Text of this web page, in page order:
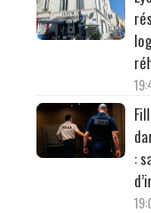
: